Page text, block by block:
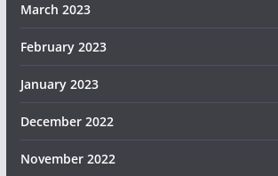
March 2023
February 2023
January 2023
December 2022
November 2022